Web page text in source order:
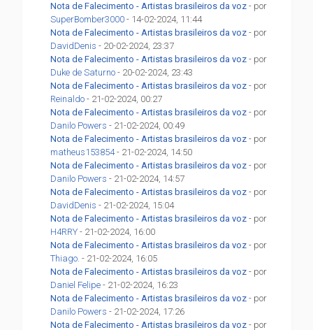
Nota de Falecimento - Artistas brasileiros da voz - por
SuperBomber3000 - 14-02-2024, 11:44
Nota de Falecimento - Artistas brasileiros da voz - por
DavidDenis - 20-02-2024, 23:37
Nota de Falecimento - Artistas brasileiros da voz - por
Duke de Saturno - 20-02-2024, 23:43
Nota de Falecimento - Artistas brasileiros da voz - por
Reinaldo - 21-02-2024, 00:27
Nota de Falecimento - Artistas brasileiros da voz - por
Danilo Powers - 21-02-2024, 00:49
Nota de Falecimento - Artistas brasileiros da voz - por
matheus153854- 21-02-2024, 14:50
Nota de Falecimento - Artistas brasileiros da voz - por
Danilo Powers - 21-02-2024, 14:57
Nota de Falecimento - Artistas brasileiros da voz - por
DavidDenis - 21-02-2024, 15:04
Nota de Falecimento - Artistas brasileiros da voz - por
H4RRY - 21-02-2024, 16:00
Nota de Falecimento - Artistas brasileiros da voz - por
Thiago. - 21-02-2024, 16:05
Nota de Falecimento - Artistas brasileiros da voz - por
Daniel Felipe - 21-02-2024, 16:23
Nota de Falecimento - Artistas brasileiros da voz - por
Danilo Powers - 21-02-2024, 17:26
Nota de Falecimento - Artistas brasileiros da voz - por